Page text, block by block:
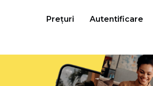
Prețuri Autentificare